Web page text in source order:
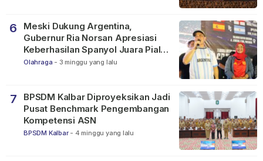
6
Meski Dukung Argentina,
Gubernur Ria Norsan Apresiasi
Keberhasilan Spanyol Juara Piala
Dunia FIFA 2026
Olahraga - 3 minggu yang lalu
7
BPSDM Kalbar Diproyeksikan Jadi
Pusat Benchmark Pengembangan
Kompetensi ASN
BPSDM Kalbar - 4 minggu yang lalu